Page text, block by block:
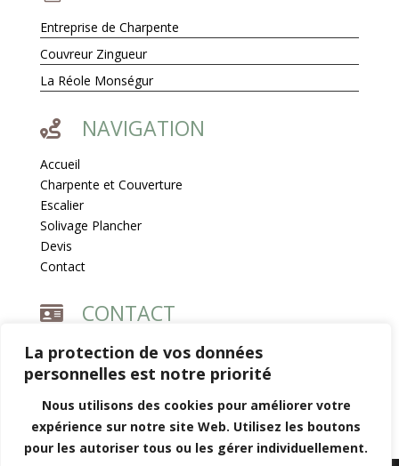
La protection de vos données
personnelles est notre priorité
Nous utilisons des cookies pour améliorer votre
expérience sur notre site Web. Utilisez les boutons
pour les autoriser tous ou les gérer individuellement.
Entreprise de Charpente
Couvreur Zingueur
La Réole Monségur
 NAVIGATION
Accueil
Charpente et Couverture
Escalier
Solivage Plancher
Devis
Contact
 CONTACT
 1 Les Guillebaux, 33190 Fossès-et-Baleyssac
 07 86 13 71 83
 charpentre.cbdg@gmail.com